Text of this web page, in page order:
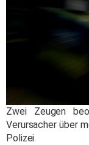
Zwei Zeugen
Verursacher über
Polizei.